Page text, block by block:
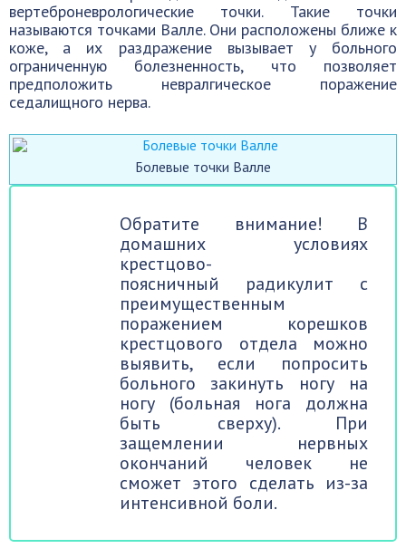
вертеброневрологические точки. Такие точки
называются точками Валле. Они расположены ближе к
коже, а их раздражение вызывает у больного
ограниченную болезненность, что позволяет
предположить невралгическое поражение
седалищного нерва.
Болевые точки Валле
Обратите внимание! В
домашних условиях
крестцово-
поясничный радикулит с
преимущественным
поражением корешков
крестцового отдела можно
выявить, если попросить
больного закинуть ногу на
ногу (больная нога должна
быть сверху). При
защемлении нервных
окончаний человек не
сможет этого сделать из-за
интенсивной боли.